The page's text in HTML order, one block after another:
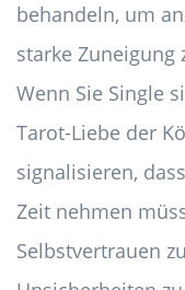
behandeln, um
starke Zuneigung
Wenn Sie Single
Tarot-Liebe der
signalisieren,
Zeit nehmen
Selbstvertrauen